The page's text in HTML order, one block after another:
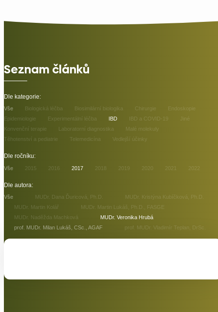
Seznam článků
Dle kategorie:
Vše Biologická léčba Biosimilární biologika Chirurgie
Endoskopie
Epidemiologie
Experimentální léčba IBD IBD a COVID-19
Jiné
Konvenční terapie
Laboratorní diagnostika
Malé molekuly
Těhotenství a pediatrie
Telemedicína Vedlejší účinky
Dle ročníku:
Vše 2015 2016 2017 2018 2019 2020 2021 2022
Dle autora:
Vše MUDr. Dana Ďuricová, Ph.D.
MUDr. Kristýna Kubíčková, Ph.D.
MUDr. Martin Kolář
MUDr. Martin Lukáš, Ph.D., FASGE
MUDr. Naděžda Machková
MUDr. Veronika Hrubá
prof. MUDr. Milan Lukáš, CSc., AGAF
prof. MUDr. Vladimír Teplan, DrSc.